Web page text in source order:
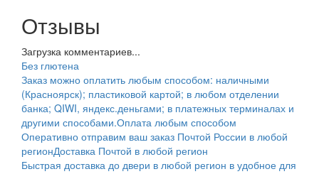
Отзывы
Загрузка комментариев...
Без глютена
Заказ можно оплатить любым способом: наличными
(Красноярск); пластиковой картой; в любом отделении
банка; QIWI, яндекс.деньгами; в платежных терминалах и
другими способами.Оплата любым способом
Оперативно отправим ваш заказ Почтой России в любой
регионДоставка Почтой в любой регион
Быстрая доставка до двери в любой регион в удобное для